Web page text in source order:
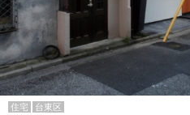
住宅 台東区